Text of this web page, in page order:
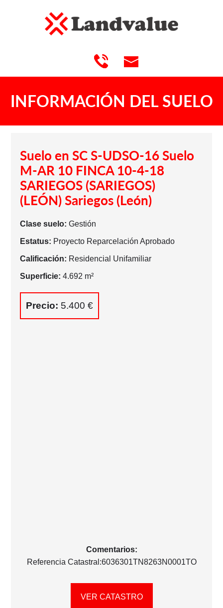
INFORMACIÓN DEL SUELO
Suelo en SC S-UDSO-16 Suelo
M-AR 10 FINCA 10-4-18
SARIEGOS (SARIEGOS)
(LEÓN) Sariegos (León)
Clase suelo: Gestión
Estatus: Proyecto Reparcelación Aprobado
Calificación: Residencial Unifamiliar
Superficie: 4.692 m²
Precio: 5.400 €
Comentarios:
Referencia Catastral:6036301TN8263N0001TO
VER CATASTRO